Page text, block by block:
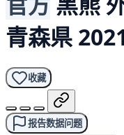
青森県
收藏
报告数据问题